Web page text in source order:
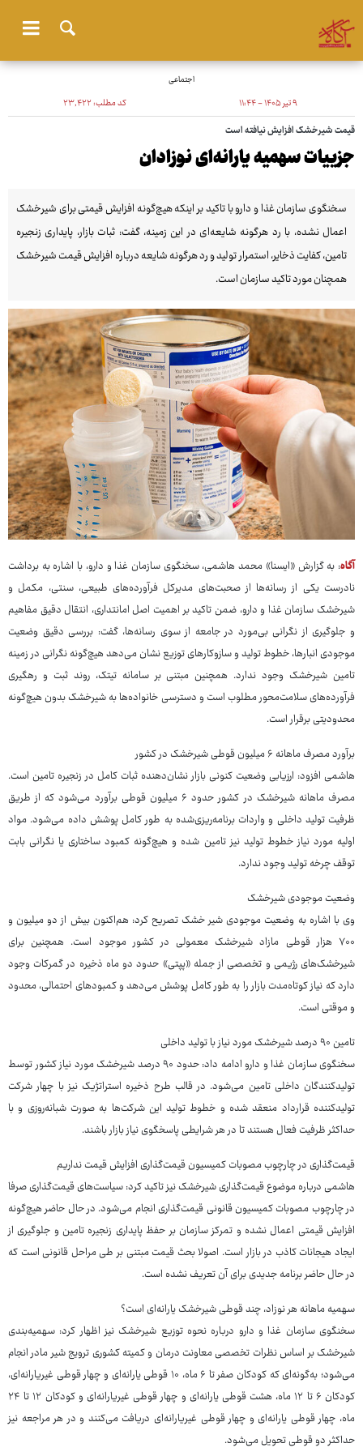
اجتماعی
۹ تیر ۱۴۰۵ - ۱۱:۴۴ کد مطلب:۲۳٬۴۲۲
قیمت شیرخشک افزایش نیافته است
جزییات سهمیه یارانه‌ای نوزادان
سخنگوی سازمان غذا و دارو با تاکید بر اینکه هیچ‌گونه افزایش قیمتی برای شیرخشک
اعمال نشده، با رد هرگونه شایعه‌ای در این زمینه، گفت: ثبات بازار، پایداری زنجیره
تامین، کفایت ذخایر، استمرار تولید و رد هرگونه شایعه درباره افزایش قیمت شیرخشک
همچنان مورد تاکید سازمان است.
آگاه: به گزارش «ایسنا» محمد هاشمی، سخنگوی سازمان غذا و دارو، با اشاره به برداشت
نادرست یکی از رسانه‌ها از صحبت‌های مدیرکل فرآورده‌های طبیعی، سنتی، مکمل و
شیرخشک سازمان غذا و دارو، ضمن تاکید بر اهمیت اصل امانتداری، انتقال دقیق مفاهیم
و جلوگیری از نگرانی بی‌مورد در جامعه از سوی رسانه‌ها، گفت: بررسی دقیق وضعیت
موجودی انبارها، خطوط تولید و سازوکارهای توزیع نشان می‌دهد هیچ‌گونه نگرانی در زمینه
تامین شیرخشک وجود ندارد. همچنین مبتنی بر سامانه تیتک، روند ثبت و رهگیری
فرآورده‌های سلامت‌محور مطلوب است و دسترسی خانواده‌ها به شیرخشک بدون هیچ‌گونه
محدودیتی برقرار است.
برآورد مصرف ماهانه ۶ میلیون قوطی شیرخشک در کشور
هاشمی افزود: ارزیابی وضعیت کنونی بازار نشان‌دهنده ثبات کامل در زنجیره تامین است.
مصرف ماهانه شیرخشک در کشور حدود ۶ میلیون قوطی برآورد می‌شود که از طریق
ظرفیت تولید داخلی و واردات برنامه‌ریزی‌شده به طور کامل پوشش داده می‌شود. مواد
اولیه مورد نیاز خطوط تولید نیز تامین شده و هیچ‌گونه کمبود ساختاری یا نگرانی بابت
توقف چرخه تولید وجود ندارد.
وضعیت موجودی شیرخشک
وی با اشاره به وضعیت موجودی شیر خشک تصریح کرد: هم‌اکنون بیش از دو میلیون و
۷۰۰ هزار قوطی مازاد شیرخشک معمولی در کشور موجود است. همچنین برای
شیرخشک‌های رژیمی و تخصصی از جمله «پپتی» حدود دو ماه ذخیره در گمرکات وجود
دارد که نیاز کوتاه‌مدت بازار را به طور کامل پوشش می‌دهد و کمبودهای احتمالی، محدود
و موقتی است.
تامین ۹۰ درصد شیرخشک مورد نیاز با تولید داخلی
سخنگوی سازمان غذا و دارو ادامه داد: حدود ۹۰ درصد شیرخشک مورد نیاز کشور توسط
تولیدکنندگان داخلی تامین می‌شود. در قالب طرح ذخیره استراتژیک نیز با چهار شرکت
تولیدکننده قرارداد منعقد شده و خطوط تولید این شرکت‌ها به صورت شبانه‌روزی و با
حداکثر ظرفیت فعال هستند تا در هر شرایطی پاسخگوی نیاز بازار باشند.
قیمت‌گذاری در چارچوب مصوبات کمیسیون قیمت‌گذاری افزایش قیمت نداریم
هاشمی درباره موضوع قیمت‌گذاری شیرخشک نیز تاکید کرد: سیاست‌های قیمت‌گذاری صرفا
در چارچوب مصوبات کمیسیون قانونی قیمت‌گذاری انجام می‌شود. در حال حاضر هیچ‌گونه
افزایش قیمتی اعمال نشده و تمرکز سازمان بر حفظ پایداری زنجیره تامین و جلوگیری از
ایجاد هیجانات کاذب در بازار است. اصولا بحث قیمت مبتنی بر طی مراحل قانونی است که
در حال حاضر برنامه جدیدی برای آن تعریف نشده است.
سهمیه ماهانه هر نوزاد، چند قوطی شیرخشک یارانه‌ای است؟
سخنگوی سازمان غذا و دارو درباره نحوه توزیع شیرخشک نیز اظهار کرد: سهمیه‌بندی
شیرخشک بر اساس نظرات تخصصی معاونت درمان و کمیته کشوری ترویج شیر مادر انجام
می‌شود؛ به‌گونه‌ای که کودکان صفر تا ۶ ماه، ۱۰ قوطی یارانه‌ای و چهار قوطی غیریارانه‌ای،
کودکان ۶ تا ۱۲ ماه، هشت قوطی یارانه‌ای و چهار قوطی غیریارانه‌ای و کودکان ۱۲ تا ۲۴
ماه، چهار قوطی یارانه‌ای و چهار قوطی غیریارانه‌ای دریافت می‌کنند و در هر مراجعه نیز
حداکثر دو قوطی تحویل می‌شود.